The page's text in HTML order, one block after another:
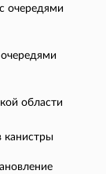
очередями
области
канистры